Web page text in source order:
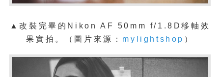
▲改裝完畢的Nikon AF 50mm f/1.8D移軸效
果 實拍。 （圖片來源： mylightshop ）